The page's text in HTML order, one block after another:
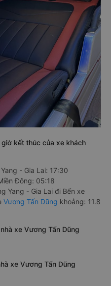
kết thúc của xe khách
- Gia Lai: 17:30
Đông: 05:18
Yang - Gia Lai đi Bến xe
Vương Tấn Dũng khoảng: 11.8
xe Vương Tấn Dũng
xe Vương Tấn Dũng